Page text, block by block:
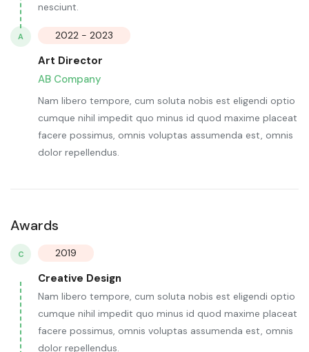
nesciunt.
A 2022 - 2023
Art Director
AB Company
Nam libero tempore, cum soluta nobis est eligendi optio
cumque nihil impedit quo minus id quod maxime placeat
facere possimus, omnis voluptas assumenda est, omnis
dolor repellendus.
Awards
C 2019
Creative Design
Nam libero tempore, cum soluta nobis est eligendi optio
cumque nihil impedit quo minus id quod maxime placeat
facere possimus, omnis voluptas assumenda est, omnis
dolor repellendus.